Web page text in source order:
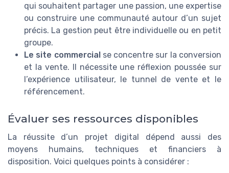
qui souhaitent partager une passion, une expertise
ou construire une communauté autour d’un sujet
précis. La gestion peut être individuelle ou en petit
groupe.
Le site commercialse concentre sur la conversion
et la vente. Il nécessite une réflexion poussée sur
l’expérience utilisateur, le tunnel de vente et le
référencement.
Évaluer ses ressources disponibles
La réussite d’un projet digital dépend aussi des
moyens humains, techniques et financiers à
disposition. Voici quelques points à considérer :